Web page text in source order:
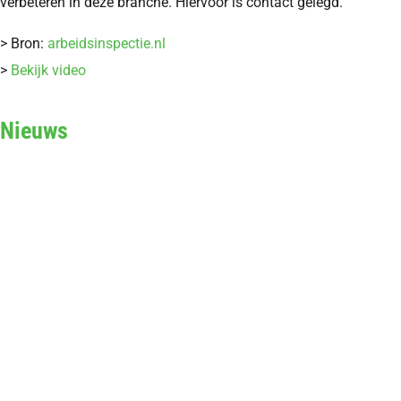
> Bron: arbeidsinspectie.nl
> Bekijk video
Nieuws